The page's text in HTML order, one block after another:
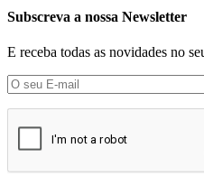
Subscreva a nossa Newsletter
E receba todas as novidades no